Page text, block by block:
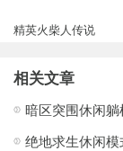
精英火柴人传说
节奏盒子
幸存者危城
相关文章
绝地求生休闲